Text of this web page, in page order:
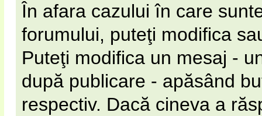
În afara cazului în care
forumului, puteţi modifica
Puteţi modifica un mesaj -
după publicare - apăsând
respectiv. Dacă cineva a